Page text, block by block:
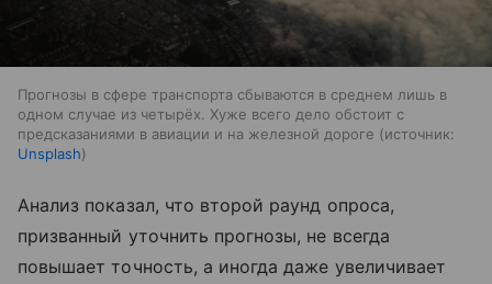
Прогнозы в сфере транспорта сбываются в среднем лишь в
одном случае из четырёх. Хуже всего дело обстоит с
предсказаниями в авиации и на железной дороге
источник:
Unsplash
Анализ показал, что второй раунд опроса,
призванный уточнить прогнозы, не всегда
повышает точность, а иногда даже увеличивает